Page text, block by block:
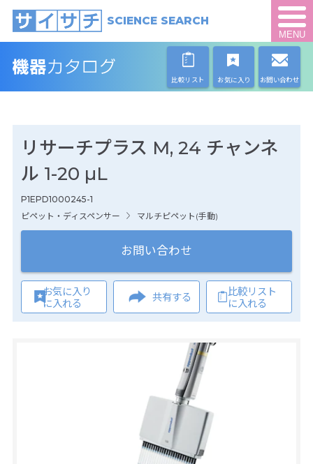
SCIENCE SEARCH
MENU
比較リスト お気に入り お問い合わせ
リサーチプラス M, 24 チャンネ
ル 1-20 µL
P1EPD1000245-1
ピペット・ディスペンサー
マルチピペット(手動)
お問い合わせ
お気に入り
に入れる
共有する
比較リスト
に入れる